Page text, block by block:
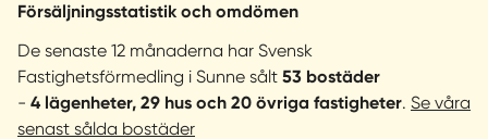
Försäljningsstatistik och omdömen
De senaste 12 månaderna har Svensk
Fastighetsförmedling i Sunne sålt 53 bostäder
- 4 lägenheter, 29 hus och 20 övriga fastigheter. Se våra
senast sålda bostäder